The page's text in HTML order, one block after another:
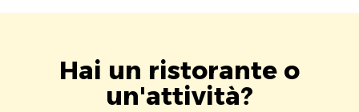
Hai un ristorante o
un'attività?